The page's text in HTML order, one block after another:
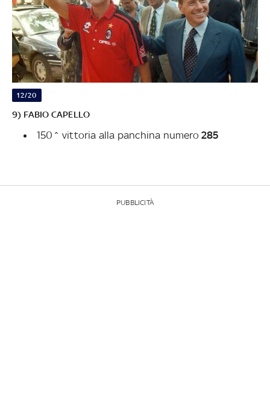
12/20
9) FABIO CAPELLO
150^ vittoria alla panchina numero 285
PUBBLICITÀ